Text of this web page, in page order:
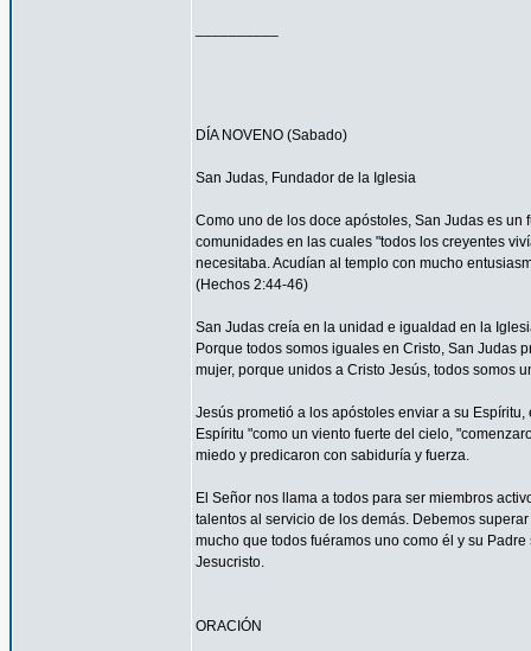
DÍA NOVENO (Sabado)
San Judas, Fundador de la Iglesia
Como uno de los doce apóstoles, San Judas es
comunidades en las cuales "todos los creyentes
necesitaba. Acudían al templo con mucho
(Hechos 2:44-46)
San Judas creía en la unidad e igualdad en la
Porque todos somos iguales en Cristo, San Judas
mujer, porque unidos a Cristo Jesús, todos somos
Jesús prometió a los apóstoles enviar a su
Espíritu "como un viento fuerte del cielo,
miedo y predicaron con sabiduría y fuerza.
El Señor nos llama a todos para ser miembros
talentos al servicio de los demás. Debemos
mucho que todos fuéramos uno como él y su
Jesucristo.
ORACIÓN